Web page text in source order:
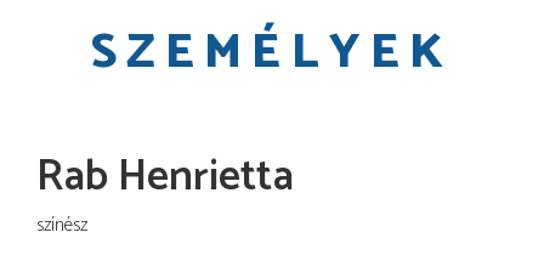
SZEMÉLYEK
Rab Henrietta
színész